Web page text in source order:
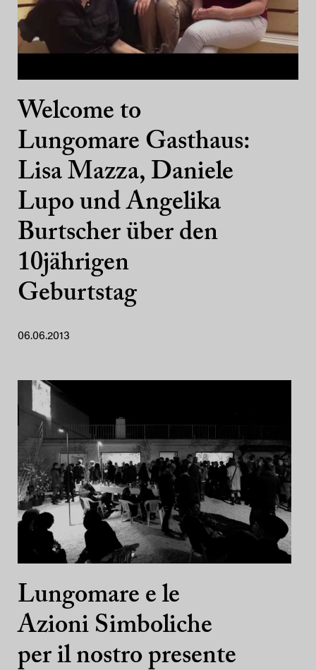
Welcome to
Lungomare Gasthaus:
Lisa Mazza, Daniele
Lupo und Angelika
Burtscher über den
10jährigen
Geburtstag
06.06.2013
Lungomare e le
Azioni Simboliche
per il nostro presente